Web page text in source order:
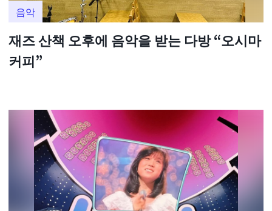
음악
재즈 산책 오후에 음악을 받는 다방 “오시마
커피”